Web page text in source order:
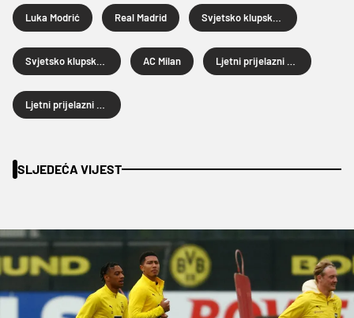
Luka Modrić Real Madrid
AC Milan
SLJEDEĆA VIJEST